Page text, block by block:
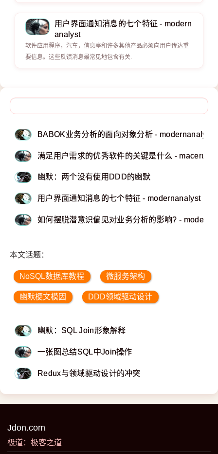
用户界面通知消息的七个特征 - modern
analyst
软件应用程序，汽车，信息亭和许多其他产品必须向用户传达重
要信息。这些反馈消息最常见地包含有关.
BABOK业务分析的面向对象分析 - modernanalyst
满足用户需求的优秀软件的关键是什么 - macerub
幽默：两个没有使用DDD的幽默
用户界面通知消息的七个特征 - modernanalyst
如何摆脱潜意识偏见对业务分析的影响? -
本文话题：
NoSQL数据库教程 微服务架构
幽默梗文模因 DDD领域驱动设计
幽默：SQL Join形象解释
一张图总结SQL中Join操作
Redux与领域驱动设计的冲突
Jdon.com
极道：极客之道